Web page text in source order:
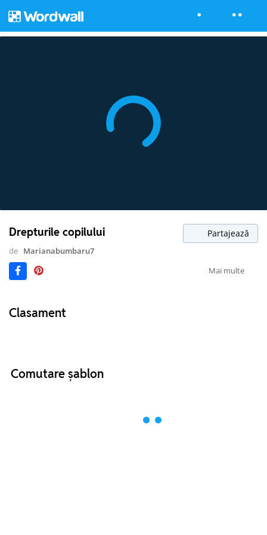
Drepturile copilului Partajează
de Marianabumbaru7
Mai multe
Clasament
Comutare șablon